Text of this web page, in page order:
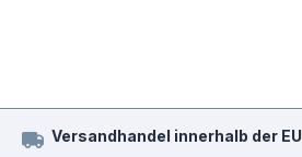
Versandhandel innerhalb der EU